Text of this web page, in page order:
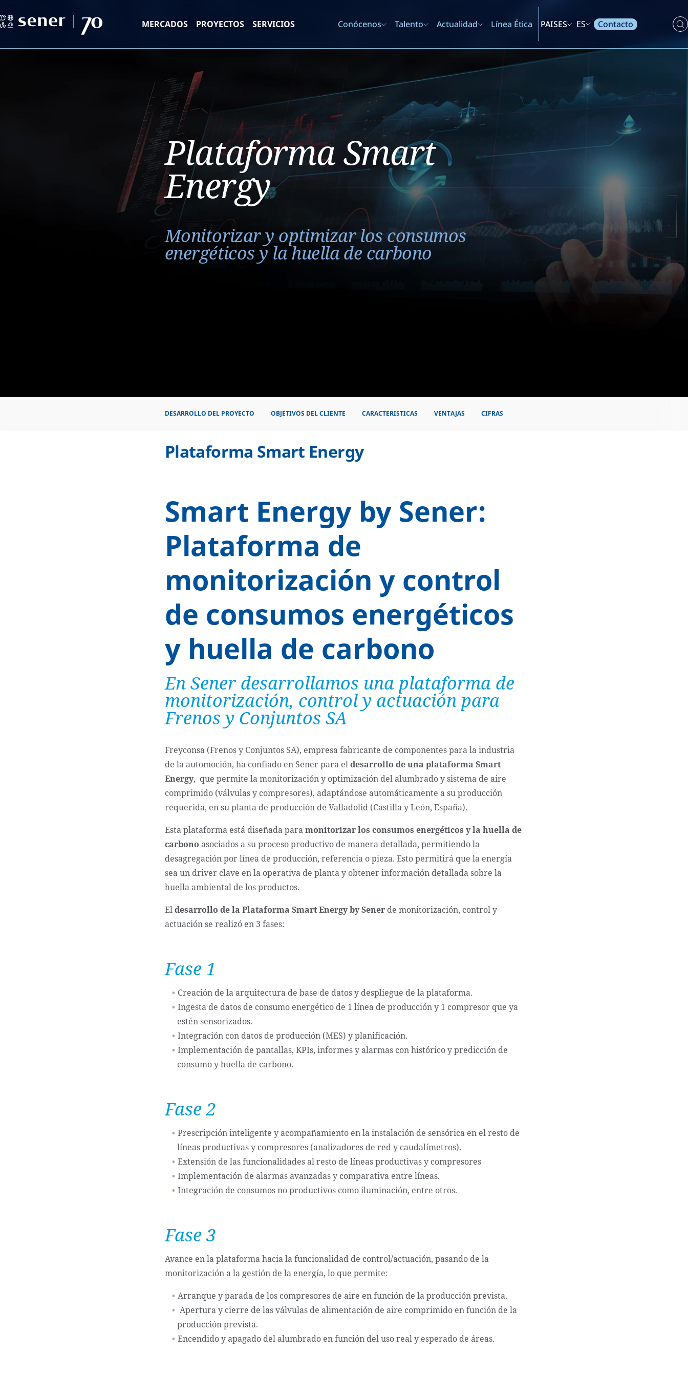
MERCADOS PROYECTOS SERVICIOS Conócenos Talento Actualidad Línea Ética PAISES ES Contacto
Plataforma Smart
Energy
Monitorizar y optimizar los consumos
energéticos y la huella de carbono
DESARROLLO DEL PROYECTO OBJETIVOS DEL CLIENTE CARACTERISTICAS VENTAJAS CIFRAS
Plataforma Smart Energy
Smart Energy by Sener:
Plataforma de
monitorización y control
de consumos energéticos
y huella de carbono
En Sener desarrollamos una plataforma de
monitorización, control y actuación para
Frenos y Conjuntos SA
Freyconsa (Frenos y Conjuntos SA), empresa fabricante de componentes para la industria
de la automoción, ha confiado en Sener para eldesarrollo de una plataforma Smart
Energy, que permite la monitorización y optimización del alumbrado y sistema de aire
comprimido (válvulas y compresores), adaptándose automáticamente a su producción
requerida, en su planta de producción de Valladolid (Castilla y León, España).
Esta plataforma está diseñada paramonitorizar los consumos energéticos y la huella de
carbono asociados a su proceso productivo de manera detallada, permitiendo la
desagregación por línea de producción, referencia o pieza. Esto permitirá que la energía
sea un driver clave en la operativa de planta y obtener información detallada sobre la
huella ambiental de los productos.
Eldesarrollo de la Plataforma Smart Energy by Sener de monitorización, control y
actuación se realizó en 3 fases:
Fase 1
Creación de la arquitectura de base de datos y despliegue de la plataforma.
Ingesta de datos de consumo energético de 1 línea de producción y 1 compresor que ya
estén sensorizados.
Integración con datos de producción (MES) y planificación.
Implementación de pantallas, KPIs, informes y alarmas con histórico y predicción de
consumo y huella de carbono.
Fase 2
Prescripción inteligente y acompañamiento en la instalación de sensórica en el resto de
líneas productivas y compresores (analizadores de red y caudalímetros).
Extensión de las funcionalidades al resto de líneas productivas y compresores
Implementación de alarmas avanzadas y comparativa entre líneas.
Integración de consumos no productivos como iluminación, entre otros.
Fase 3
Avance en la plataforma hacia la funcionalidad de control/actuación, pasando de la
monitorización a la gestión de la energía, lo que permite:
Arranque y parada de los compresores de aire en función de la producción prevista.
Apertura y cierre de las válvulas de alimentación de aire comprimido en función de la
producción prevista.
Encendido y apagado del alumbrado en función del uso real y esperado de áreas.